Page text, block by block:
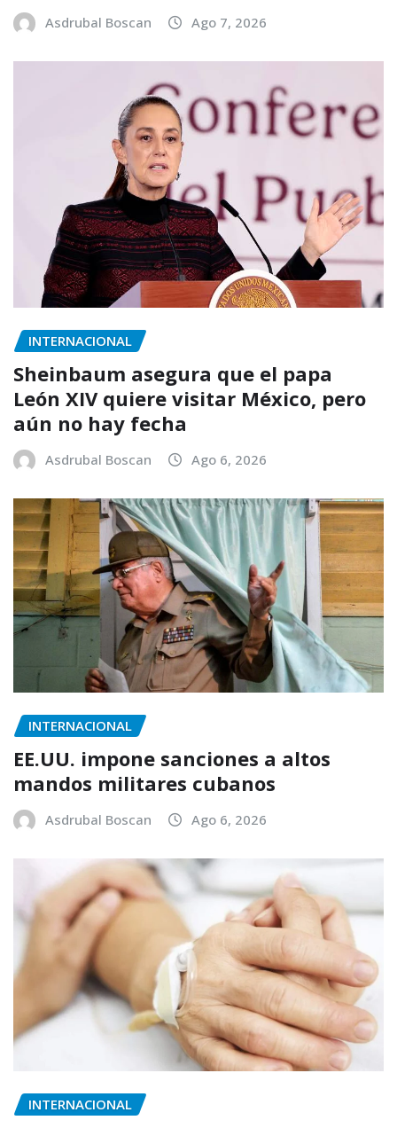
Asdrubal Boscan Ago 7, 2026
INTERNACIONAL
Sheinbaum asegura que el papa
León XIV quiere visitar México, pero
aún no hay fecha
Asdrubal Boscan Ago 6, 2026
INTERNACIONAL
EE.UU. impone sanciones a altos
mandos militares cubanos
Asdrubal Boscan Ago 6, 2026
INTERNACIONAL